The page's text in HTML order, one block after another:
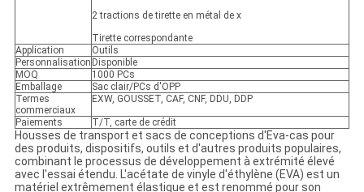
2 tractions de tirette en métal de x
Tirette correspondante
Application
Outils
Personnalisation Disponible
MOQ
1000 PCs
Emballage
Sac clair/PCs d'OPP
Termes
commerciaux
EXW, GOUSSET, CAF, CNF, DDU, DDP
Paiements T/T, carte de crédit
Housses de transport et sacs de conceptions d'Eva-cas pour
des produits, dispositifs, outils et d'autres produits populaires,
combinant le processus de développement à extrémité élevé
avec l'essai étendu. L'acétate de vinyle d'éthylène (EVA) est un
matériel extrêmement élastique et est renommé pour son